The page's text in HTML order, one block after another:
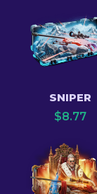
SNIPER
$8.77